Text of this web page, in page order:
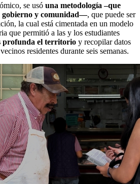
se usó una metodología –que
gobierno y comunidad—, que puede ser
la cual está cimentada en un modelo
que permitió a las y los estudiantes
profunda el territorio y recopilar datos
residentes durante seis semanas.